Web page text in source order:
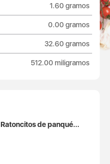
1.60 gramos
0.00 gramos
32.60 gramos
512.00 miligramos
Ratoncitos de panqué...